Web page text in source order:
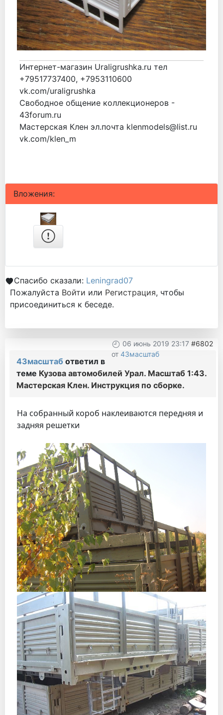
Интернет-магазин Uraligrushka.ru тел
+79517737400, +7953110600
vk.com/uraligrushka
Свободное общение коллекционеров -
43forum.ru
Мастерская Клен эл.почта klenmodels@list.ru
vk.com/klen_m
Вложения:
Спасибо сказали: Leningrad07
Пожалуйста Войти или Регистрация, чтобы
присоединиться к беседе.
06 июнь 2019 23:17 #6802
от 43масштаб
43масштаб ответил в
теме Кузова автомобилей Урал. Масштаб 1:43.
Мастерская Клен. Инструкция по сборке.
На собранный короб наклеиваются передняя и
задняя решетки